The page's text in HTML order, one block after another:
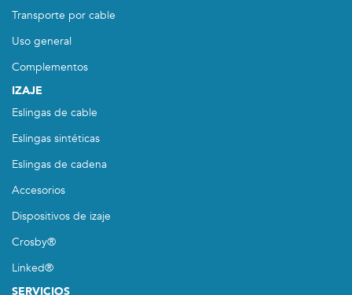
Transporte por cable
Uso general
Complementos
IZAJE
Eslingas de cable
Eslingas sintéticas
Eslingas de cadena
Accesorios
Dispositivos de izaje
Crosby®
Linked®
SERVICIOS